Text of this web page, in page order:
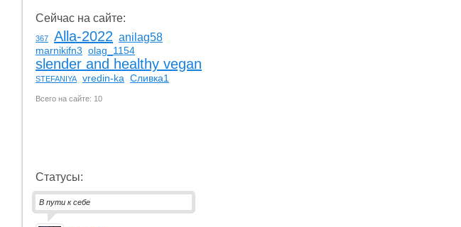
Сейчас на сайте:
367 Alla-2022 anilag58
marnikifn3 olag_1154
slender and healthy vegan
STEFANIYA vredin-ka Сливка1
Всего на сайте: 10
Статусы:
В пути к себе